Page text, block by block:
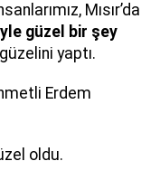
Mısır’da
güzel bir şey
yaptı.
Erdem
oldu.